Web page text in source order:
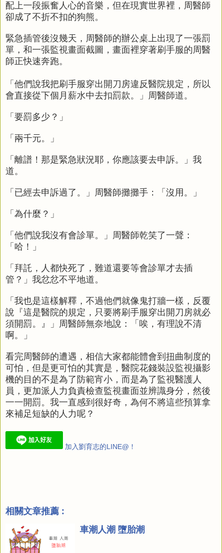
配上一段振奮人心的音樂，但在現實世界裡，周醫師
卻成了不折不扣的狗熊。
緊急插管後沒幾天，周醫師的辦公桌上出現了一張罰
單，和一張監視畫面截圖，畫面裡穿著刷手服的周醫
師正快速奔跑。
「他們說我把刷手服穿出開刀房違反醫院規定，所以
會直接從下個月薪水中去扣罰款。」周醫師道。
「要罰多少？」
「兩千元。」
「離譜！那是緊急狀況耶，你應該要去申訴。」我
道。
「已經去申訴過了。」周醫師攤攤手：「沒用。」
「為什麼？」
「他們說我沒有會診單。」周醫師乾笑了一聲：
「哈！」
「拜託，人都快死了，難道還要等會診單才去插
管？」我忿忿不平地道。
「我也是這樣解釋，不過他們就像鬼打牆一樣，反覆
說『這是醫院的規定，只要將刷手服穿出開刀房就必
須開罰。』」周醫師無奈地說：「唉，有理說不清
啊。」
看完周醫師的遭遇，相信大家都能體會到扭曲制度的
可怕，但是更可怕的其實是，醫院花錢裝設監視攝影
機的目的不是為了防範宵小，而是為了監視醫護人
員，更加派人力負責檢查監視畫面並辨識身分，然後
一一開罰。我一直感到很好奇，為何不將這些預算拿
來補足短缺的人力呢？
加入劉育志的LINE@！
相關文章推薦 :
車潮人潮 墮胎潮